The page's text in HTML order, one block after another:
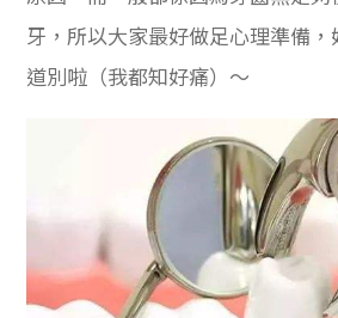
牙，所以大家最好做足心理準備
道別啦（我都知好痛）～